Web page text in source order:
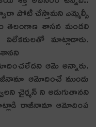
పోటీ చేస్తామ‌ని ఎమ్మెల్సీ
తెలంగాణ శాసన మండలి
విలేక‌రుల‌తో మాట్లాడారు.
ఆమె అన్నారు.
ఆమోదించే ముందు
చైర్మ‌న్ ని అడుగుతాన‌ని
రాజీనామా ఆమోదింప